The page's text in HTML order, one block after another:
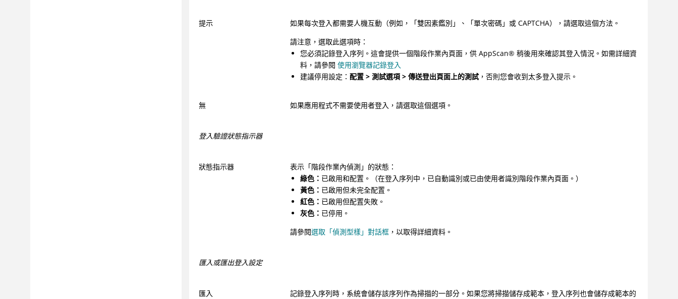
提示
如果每次登入都需要人機互動（例如，「雙因素鑑別」、「單次密碼」或 CAPTCHA），請選取這個方法。
請注意，選取此選項時：
您必須記錄登入序列。這會提供一個階段作業內頁面，供AppScan® 稍後用來確認其登入情況。如需詳細資
料，請參閱使用瀏覽器記錄登入
建議停用設定：配置 > 測試選項 > 傳送登出頁面上的測試 ，否則您會收到太多登入提示。
無 如果應用程式不需要使用者登入，請選取這個選項。
登入驗證狀態指示器
狀態指示器
表示「階段作業內偵測」的狀態：
綠色： 已啟用和配置。（在登入序列中，已自動識別或已由使用者識別階段作業內頁面。）
黃色： 已啟用但未完全配置。
紅色： 已啟用但配置失敗。
灰色： 已停用。
請參閱選取「偵測型樣」對話框 ，以取得詳細資料。
匯入或匯出登入設定
匯入
記錄登入序列時，系統會儲存該序列作為掃描的一部分。如果您將掃描儲存成範本，登入序列也會儲存成範本的